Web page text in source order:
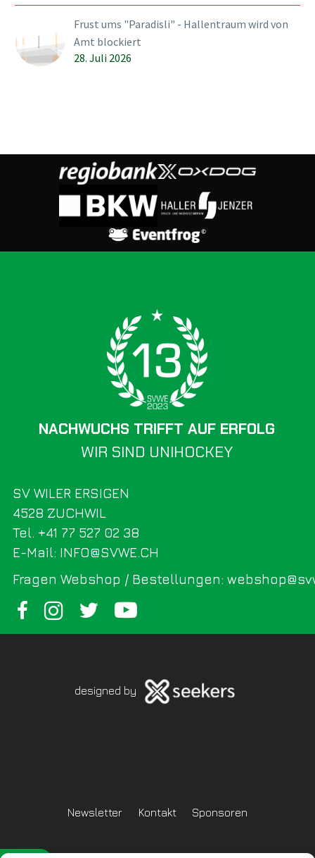
Frust ums "Paradisli" - Hallentraum wird von
Amt blockiert
28. Juli 2026
SV WILER ERSIGEN
Fragen Webshop / Bestellungen:
4528 ZUCHWIL
Tel. +41 77 527 02 38
E-Mail: INFO@SVWE.CH
WIR SIND UNIHOCKEY
NACHWUCHS TRIFFT AUF ERFOLG
designed by
Newsletter Kontakt Sponsoren